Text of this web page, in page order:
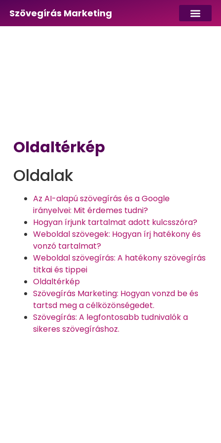
Szövegírás Marketing
Oldaltérkép
Oldalak
Az AI-alapú szövegírás és a Google
irányelvei: Mit érdemes tudni?
Hogyan írjunk tartalmat adott kulcsszóra?
Weboldal szövegek: Hogyan írj hatékony és
vonzó tartalmat?
Weboldal szövegírás: A hatékony szövegírás
titkai és tippei
Oldaltérkép
Szövegírás Marketing: Hogyan vonzd be és
tartsd meg a célközönségedet.
Szövegírás: A legfontosabb tudnivalók a
sikeres szövegíráshoz.